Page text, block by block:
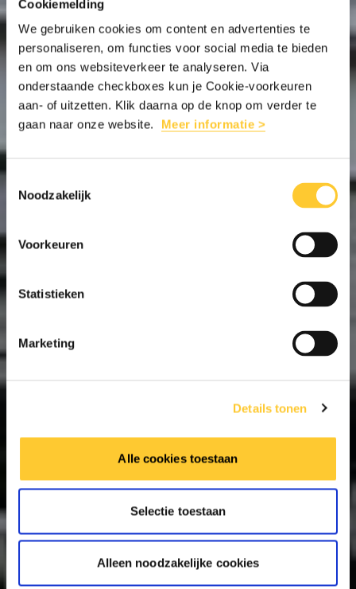
Cookiemelding
We gebruiken cookies om content en advertenties te
personaliseren, om functies voor social media te bieden
en om ons websiteverkeer te analyseren. Via
onderstaande checkboxes kun je Cookie-voorkeuren
aan- of uitzetten. Klik daarna op de knop om verder te
gaan naar onze website. Meer informatie >
Toestemmingsselectie
Noodzakelijk
Voorkeuren
Statistieken
Marketing
Details tonen
Alle cookies toestaan
Selectie toestaan
Alleen noodzakelijke cookies